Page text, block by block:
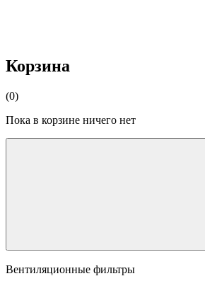
Корзина
(0)
Пока в корзине ничего нет
Вентиляционные фильтры